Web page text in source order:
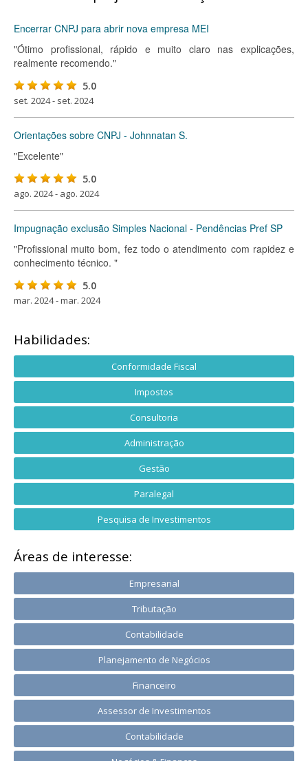
Encerrar CNPJ para abrir nova empresa MEI
"Ótimo profissional, rápido e muito claro nas explicações,
realmente recomendo."
5.0
set. 2024 - set. 2024
Orientações sobre CNPJ - Johnnatan S.
"Excelente"
5.0
ago. 2024 - ago. 2024
Impugnação exclusão Simples Nacional - Pendências Pref SP
"Profissional muito bom, fez todo o atendimento com rapidez e
conhecimento técnico. "
5.0
mar. 2024 - mar. 2024
Habilidades:
Conformidade Fiscal
Impostos
Consultoria
Administração
Gestão
Paralegal
Pesquisa de Investimentos
Áreas de interesse:
Empresarial
Tributação
Contabilidade
Planejamento de Negócios
Financeiro
Assessor de Investimentos
Contabilidade